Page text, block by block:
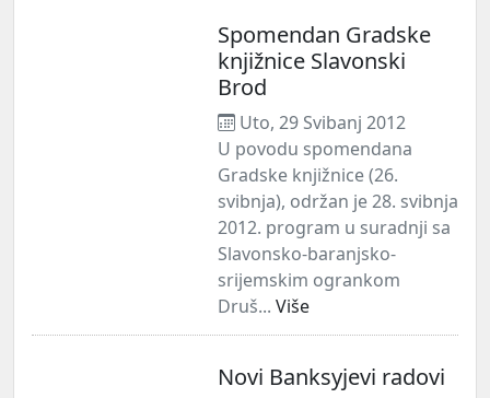
Spomendan Gradske
knjižnice Slavonski
Brod
Uto, 29 Svibanj 2012
U povodu spomendana
Gradske knjižnice (26.
svibnja), održan je 28. svibnja
2012. program u suradnji sa
Slavonsko-baranjsko-
srijemskim ogrankom
Druš... Više
Novi Banksyjevi radovi